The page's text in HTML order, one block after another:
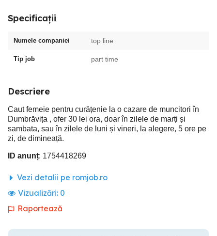
Specificații
Numele companiei top line
Tip job part time
Descriere
Caut femeie pentru curățenie la o cazare de muncitori în
Dumbrăvița , ofer 30 lei ora, doar în zilele de marți și
sambata, sau în zilele de luni și vineri, la alegere, 5 ore pe
zi, de dimineață.
ID anunț: 1754418269
Vezi detalii pe romjob.ro
Vizualizări: 0
Raportează